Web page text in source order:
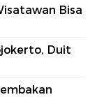
Bisa
Duit